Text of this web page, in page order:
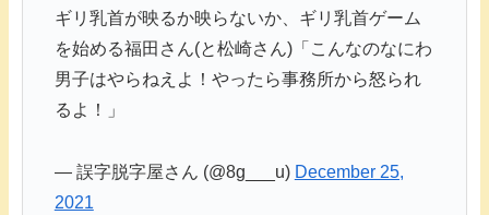
ギリ乳首が映るか映らないか、ギリ乳首ゲーム
を始める福田さん(と松崎さん)「こんなのなにわ
男子はやらねえよ！やったら事務所から怒られ
るよ！」
— 誤字脱字屋さん (@8g___u) December 25,
2021